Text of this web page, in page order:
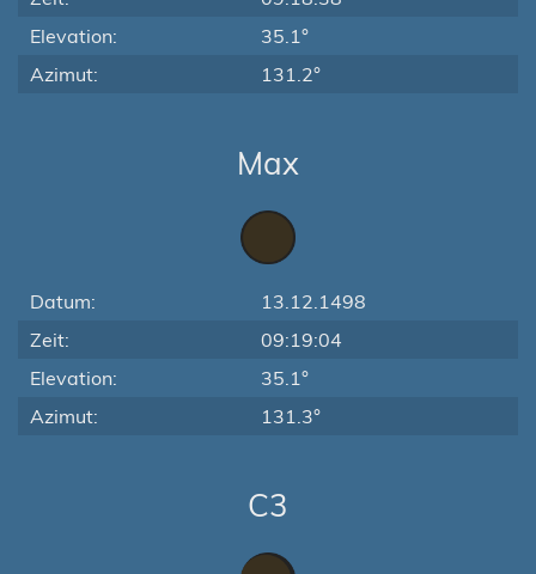
Elevation:
35.1°
Azimut:
131.2°
Max
Datum:
13.12.1498
Zeit:
09:19:04
Elevation:
35.1°
Azimut:
131.3°
C3